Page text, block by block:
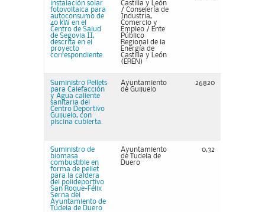
instalación solar
fotovoltaica para
autoconsumo de
40 kW en el
Centro de Salud
de Segovia II,
descrita en el
proyecto
correspondiente.
Castilla y León
/ Consejería de
Industria,
Comercio y
Empleo / Ente
Público
Regional de la
Energía de
Castilla y León
(EREN)
Suministro Pellets
para Calefacción
y Agua caliente
sanitaria del
Centro Deportivo
Guijuelo, con
piscina cubierta.
Ayuntamiento
de Guijuelo
26820
Suministro de
biomasa
combustible en
forma de pellet
para la caldera
del polideportivo
San Roque-Félix
Serna del
Ayuntamiento de
Tudela de Duero
Ayuntamiento
de Tudela de
Duero
0,32